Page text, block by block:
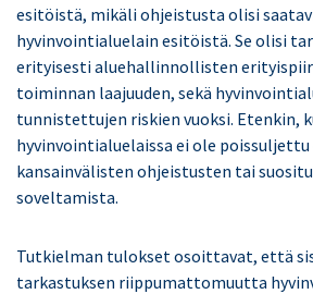
esitöistä, mikäli ohjeistusta olisi
hyvinvointialuelain esitöistä. Se olisi
erityisesti aluehallinnollisten
toiminnan laajuuden, sekä
tunnistettujen riskien vuoksi. Etenkin,
hyvinvointialuelaissa ei ole
kansainvälisten ohjeistusten tai
soveltamista.
Tutkielman tulokset osoittavat, että
tarkastuksen riippumattomuutta